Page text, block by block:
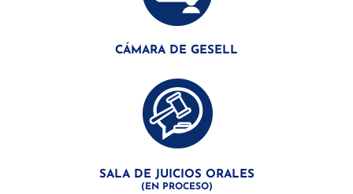
CÁMARA DE GESELL
SALA DE JUICIOS ORALES
(EN PROCESO)